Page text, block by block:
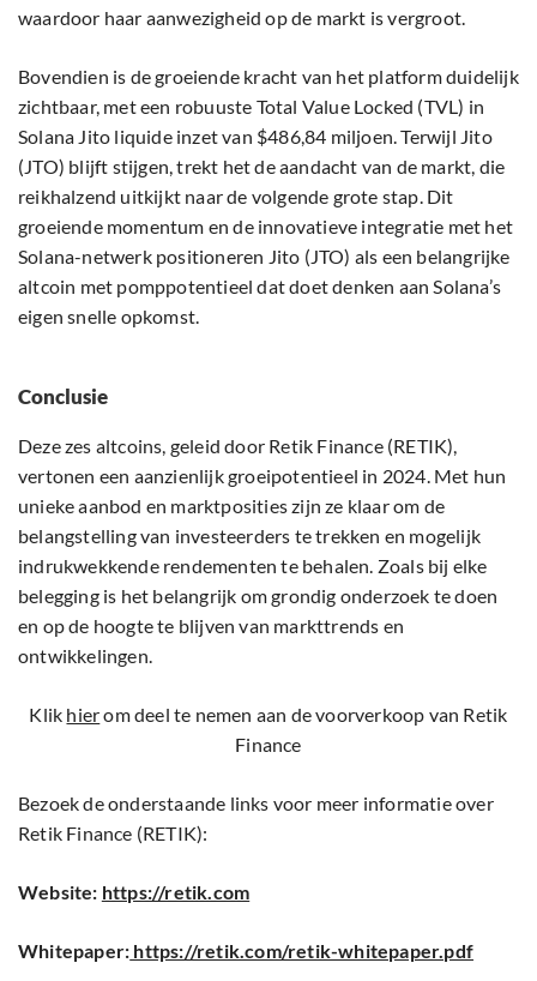
waardoor haar aanwezigheid op de markt is vergroot.
Bovendien is de groeiende kracht van het platform duidelijk
zichtbaar, met een robuuste Total Value Locked (TVL) in
Solana Jito liquide inzet van $486,84 miljoen. Terwijl Jito
(JTO) blijft stijgen, trekt het de aandacht van de markt, die
reikhalzend uitkijkt naar de volgende grote stap. Dit
groeiende momentum en de innovatieve integratie met het
Solana-netwerk positioneren Jito (JTO) als een belangrijke
altcoin met pomppotentieel dat doet denken aan Solana’s
eigen snelle opkomst.
Conclusie
Deze zes altcoins, geleid door Retik Finance (RETIK),
vertonen een aanzienlijk groeipotentieel in 2024. Met hun
unieke aanbod en marktposities zijn ze klaar om de
belangstelling van investeerders te trekken en mogelijk
indrukwekkende rendementen te behalen. Zoals bij elke
belegging is het belangrijk om grondig onderzoek te doen
en op de hoogte te blijven van markttrends en
ontwikkelingen.
Klik hierom deel te nemen aan de voorverkoop van Retik
Finance
Bezoek de onderstaande links voor meer informatie over
Retik Finance (RETIK):
Website: https://retik.com
Whitepaper: https://retik.com/retik-whitepaper.pdf